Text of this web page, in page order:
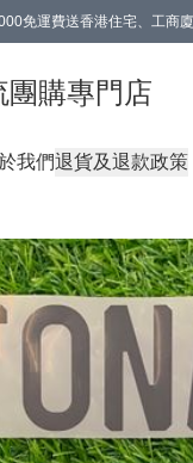
免運費送香港住宅、工商
團購專門店
我們退貨及退款政策